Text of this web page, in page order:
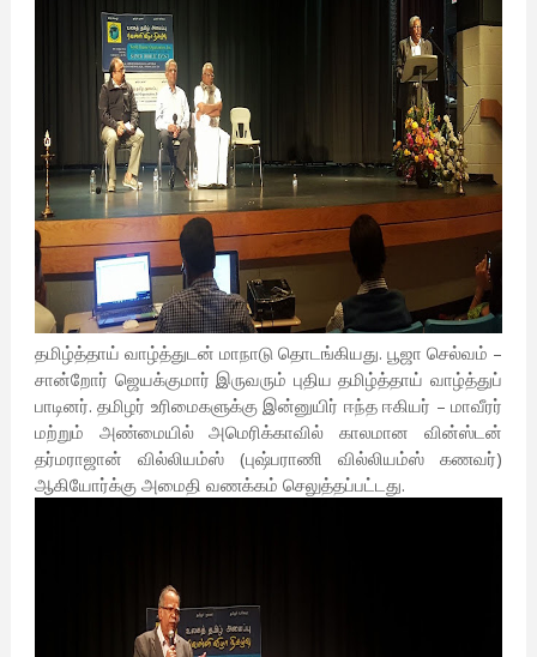
தமிழ்த்தாய் வாழ்த்துடன் மாநாடு தொடங்கியது. பூஜா செல்வம் –
சான்றோர் ஜெயக்குமார் இருவரும் புதிய தமிழ்த்தாய் வாழ்த்துப்
பாடினர். தமிழர் உரிமைகளுக்கு இன்னுயிர் ஈந்த ஈகியர் – மாவீரர்
மற்றும் அண்மையில் அமெரிக்காவில் காலமான வின்ஸ்டன்
தர்மராஜான் வில்லியம்ஸ் (புஷ்பராணி வில்லியம்ஸ் கணவர்)
ஆகியோர்க்கு அமைதி வணக்கம் செலுத்தப்பட்டது.